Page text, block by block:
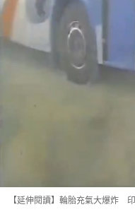
【延伸閱讀】輪胎充氣大爆炸